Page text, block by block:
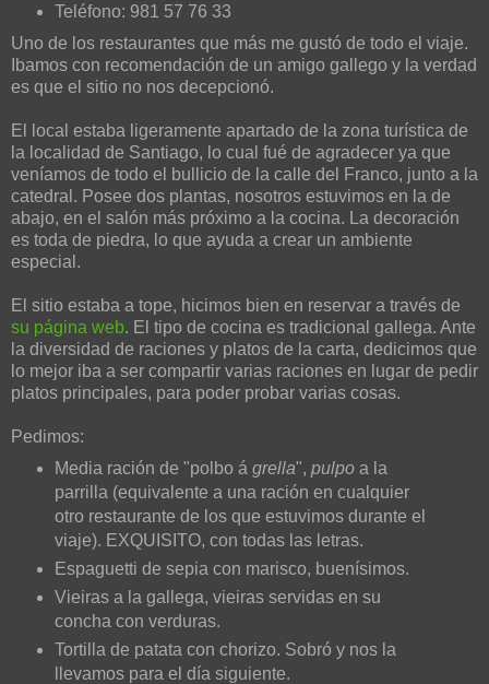
Teléfono: 981 57 76 33
Uno de los restaurantes que más me gustó de todo el viaje.
Ibamos con recomendación de un amigo gallego y la verdad
es que el sitio no nos decepcionó.
El local estaba ligeramente apartado de la zona turística de
la localidad de Santiago, lo cual fué de agradecer ya que
veníamos de todo el bullicio de la calle del Franco, junto a la
catedral. Posee dos plantas, nosotros estuvimos en la de
abajo, en el salón más próximo a la cocina. La decoración
es toda de piedra, lo que ayuda a crear un ambiente
especial.
El sitio estaba a tope, hicimos bien en reservar a través de
su página web. El tipo de cocina es tradicional gallega. Ante
la diversidad de raciones y platos de la carta, dedicimos que
lo mejor iba a ser compartir varias raciones en lugar de pedir
platos principales, para poder probar varias cosas.
Pedimos:
Media ración de "polbo á grella", pulpoa la
parrilla (equivalente a una ración en cualquier
otro restaurante de los que estuvimos durante el
viaje). EXQUISITO, con todas las letras.
Espaguetti de sepia con marisco, buenísimos.
Vieiras a la gallega, vieiras servidas en su
concha con verduras.
Tortilla de patata con chorizo. Sobró y nos la
llevamos para el día siguiente.